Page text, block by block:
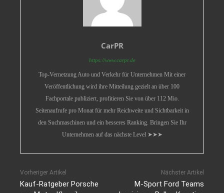
CarPR
https://www.carpr.de
Top-Vernetzung Auto und Verkehr für Unternehmen Mit einer
Veröffentlichung wird ihre Mitteilung gezielt an über 100
Fachportale publiziert, profitieren Sie von über 112 Mio.
Seitenaufrufe pro Monat für mehr Reichweite und Sichtbarkeit in
den Suchmaschinen und ein besseres Ranking. Bringen Sie Ihr
Unternehmen auf das nächste Level ➤➤➤
Vorheriger Artikel
Kauf-Ratgeber Porsche
Nächster Artikel
M-Sport Ford Teams